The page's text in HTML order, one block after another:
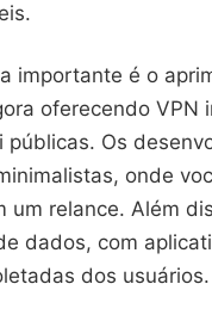
importante é o
oferecendo
públicas. Os
onde
um relance. Além
dados, com
dos usuários.